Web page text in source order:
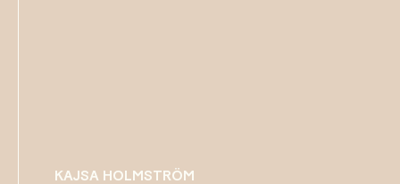
KAJSA HOLMSTRÖM